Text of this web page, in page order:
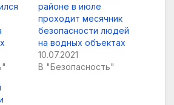
районе в июле
проходит месячник
безопасности людей
на водных объектах
10.07.2021
В "Безопасность"